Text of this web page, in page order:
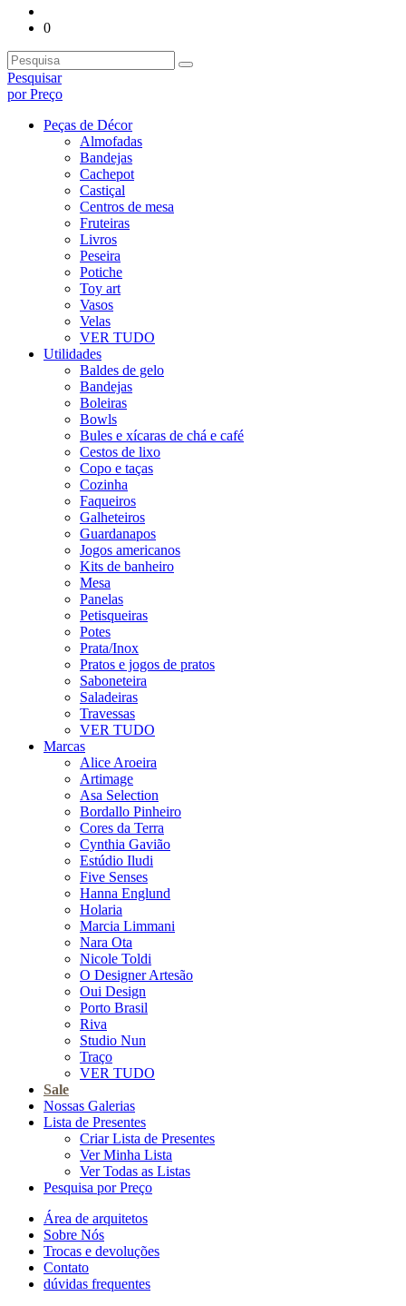
0
Pesquisar
por Preço
Peças de Décor
Almofadas
Bandejas
Cachepot
Castiçal
Centros de mesa
Fruteiras
Livros
Peseira
Potiche
Toy art
Vasos
Velas
VER TUDO
Utilidades
Baldes de gelo
Bandejas
Boleiras
Bowls
Bules e xícaras de chá e café
Cestos de lixo
Copo e taças
Cozinha
Faqueiros
Galheteiros
Guardanapos
Jogos americanos
Kits de banheiro
Mesa
Panelas
Petisqueiras
Potes
Prata/Inox
Pratos e jogos de pratos
Saboneteira
Saladeiras
Travessas
VER TUDO
Marcas
Alice Aroeira
Artimage
Asa Selection
Bordallo Pinheiro
Cores da Terra
Cynthia Gavião
Estúdio Iludi
Five Senses
Hanna Englund
Holaria
Marcia Limmani
Nara Ota
Nicole Toldi
O Designer Artesão
Oui Design
Porto Brasil
Riva
Studio Nun
Traço
VER TUDO
Sale
Nossas Galerias
Lista de Presentes
Criar Lista de Presentes
Ver Minha Lista
Ver Todas as Listas
Pesquisa por Preço
Área de arquitetos
Sobre Nós
Trocas e devoluções
Contato
dúvidas frequentes